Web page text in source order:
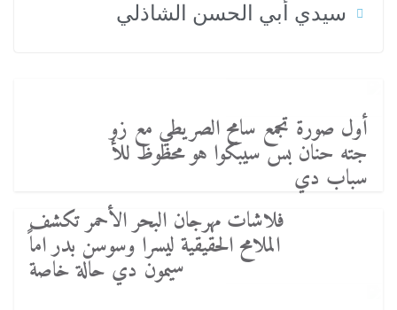
سيدي أبي الحسن الشاذلي
أول صورة تجمع سامح الصريطي مع زو
جته حنان بس سيبكوا هو محظوظ للأ
سباب دي
فلاشات مهرجان البحر الأحمر تكشف
الملامح الحقيقية ليسرا وسوسن بدر اماً
سيمون دي حالة خاصة